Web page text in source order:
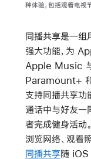
种体验，包括观看电视
同播共享是一
强大功能，为
Apple Music 与
Paramount+
支持同播共享功
通话中与好友一
者完成健身活动
浏览网络、观看
同播共享随 iOS